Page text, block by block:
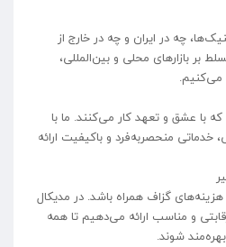
چه در ایران و چه در خارج از
بر بازارهای محلی و بین‌المللی،
می‌کنیم.
با عشق و تعهد کار می‌کنند. ما با
خدماتی منحصربه‌فرد و باکیفیت ارائه
هزینه‌های گزاف همراه باشد. در مدیکال
و مناسب ارائه می‌دهیم تا همه
شوند.